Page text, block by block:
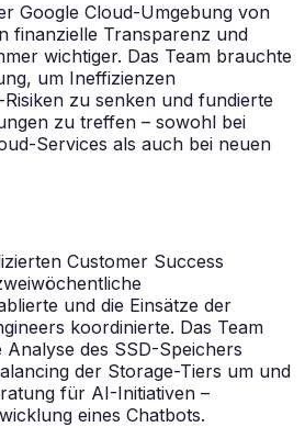
Google Cloud-Umgebung von
finanzielle Transparenz und
wichtiger. Das Team brauchte
um Ineffizienzen
zu senken und fundierte
zu treffen – sowohl bei
Services als auch bei neuen
Customer Success
und die Einsätze der
koordinierte. Das Team
des SSD-Speichers
der Storage-Tiers um und
für AI-Initiativen –
eines Chatbots.